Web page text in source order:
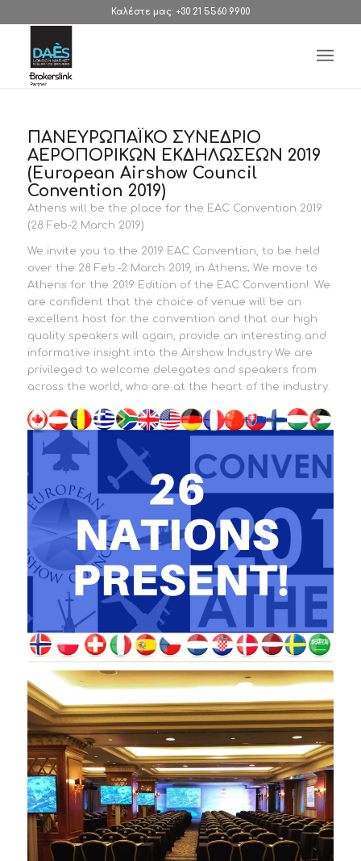
Καλέστε μας: +30 21 5560 9900
ΠΑΝΕΥΡΩΠΑΪΚΟ ΣΥΝΕΔΡΙΟ
ΑΕΡΟΠΟΡΙΚΩΝ ΕΚΔΗΛΩΣΕΩΝ 2019
(European Airshow Council
Convention 2019)
Athens will be the place for the EAC Convention 2019
(28 Feb-2 March 2019)
We invite you to the 2019 EAC Convention, to be held
over the 28 Feb.-2 March 2019, in Athens; We move to
Athens for the 2019 Edition of the EAC Convention!. We
are confident that the choice of venue will be an
excellent host for the convention and that our high
quality speakers will again, provide an interesting and
informative insight into the Airshow Industry.We are
privileged to welcome delegates and speakers from
across the world, who are at the heart of the industry.